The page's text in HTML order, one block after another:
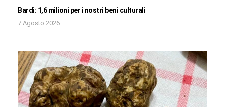
Bardi: 1,6 milioni per i nostri beni culturali
7 Agosto 2026